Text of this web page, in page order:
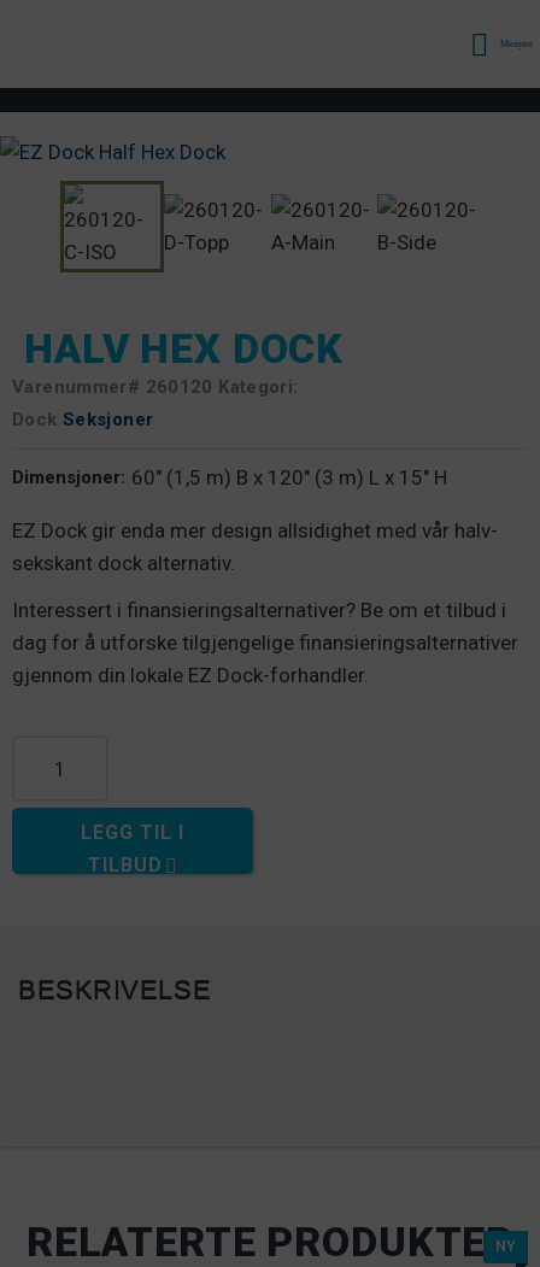
Menyen
HALV HEX DOCK
Varenummer# 260120 Kategori:
Dock Seksjoner
Dimensjoner: 60" (1,5 m) B x 120" (3 m) L x 15" H
EZ Dock gir enda mer design allsidighet med vår halv-
sekskant dock alternativ.
Interessert i finansieringsalternativer? Be om et tilbud i
dag for å utforske tilgjengelige finansieringsalternativer
gjennom din lokale EZ Dock-forhandler.
LEGG TIL I
TILBUD
BESKRIVELSE
RELATERTE PRODUKTER
NY